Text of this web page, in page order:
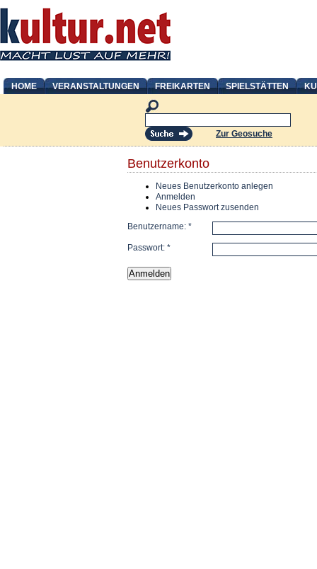
HOME VERANSTALTUNGEN FREIKARTEN SPIELSTÄTTEN
Zur Geosuche
Benutzerkonto
Neues Benutzerkonto anlegen
Anmelden
Neues Passwort zusenden
Benutzername: *
Passwort: *